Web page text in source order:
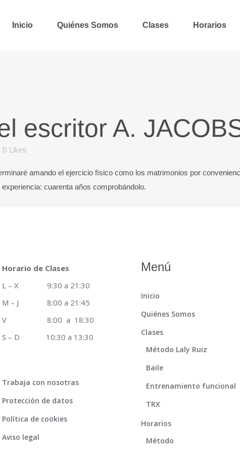
Inicio Quiénes Somos Clases Horarios
escritor A.
0 Likes
amando el ejercicio físico como los matrimonios por
cuarenta años comprobándolo.
Horario de Clases
L – X 9:30 a 21:30
M – J 8:00 a 21:45
V 8:00 a 18:30
S – D 10:30 a 13:30
Trabaja con nosotras
Protección de datos
Política de cookies
Aviso legal
Menú
Inicio
Quiénes Somos
Clases
Método Laly Ruiz
Baile
Entrenamiento funcional
TRX
Horarios
Método